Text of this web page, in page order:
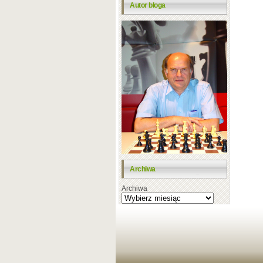
Autor bloga
Archiwa
Archiwa